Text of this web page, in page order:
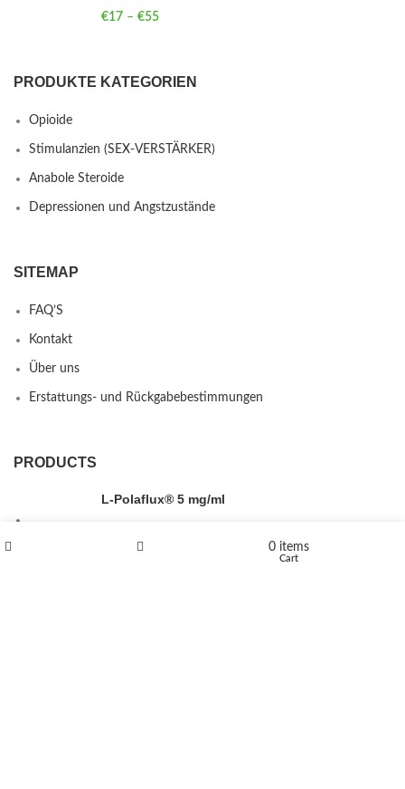
€17 – €55
PRODUKTE KATEGORIEN
Opioide
Stimulanzien (SEX-VERSTÄRKER)
Anabole Steroide
Depressionen und Angstzustände
SITEMAP
FAQ’S
Kontakt
Über uns
Erstattungs- und Rückgabebestimmungen
PRODUCTS
L-Polaflux® 5 mg/ml
0 items
Cart